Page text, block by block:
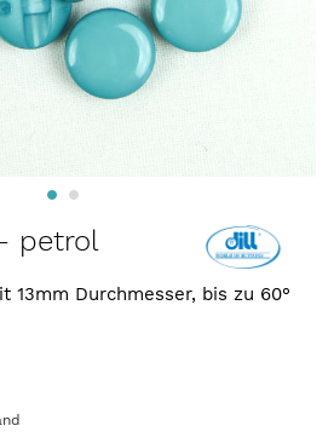
petrol
13mm Durchmesser, bis zu 60°